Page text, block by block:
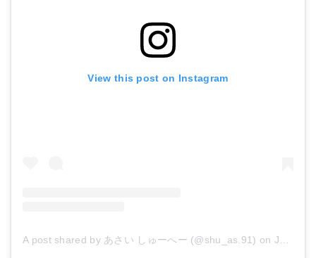
View this post on Instagram
A post shared by あさい しゅーへー (@shu_as.91) on Jul 20, 2017 at 3:25am PDT